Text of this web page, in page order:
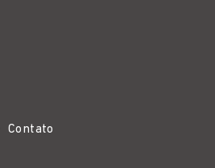
Contato